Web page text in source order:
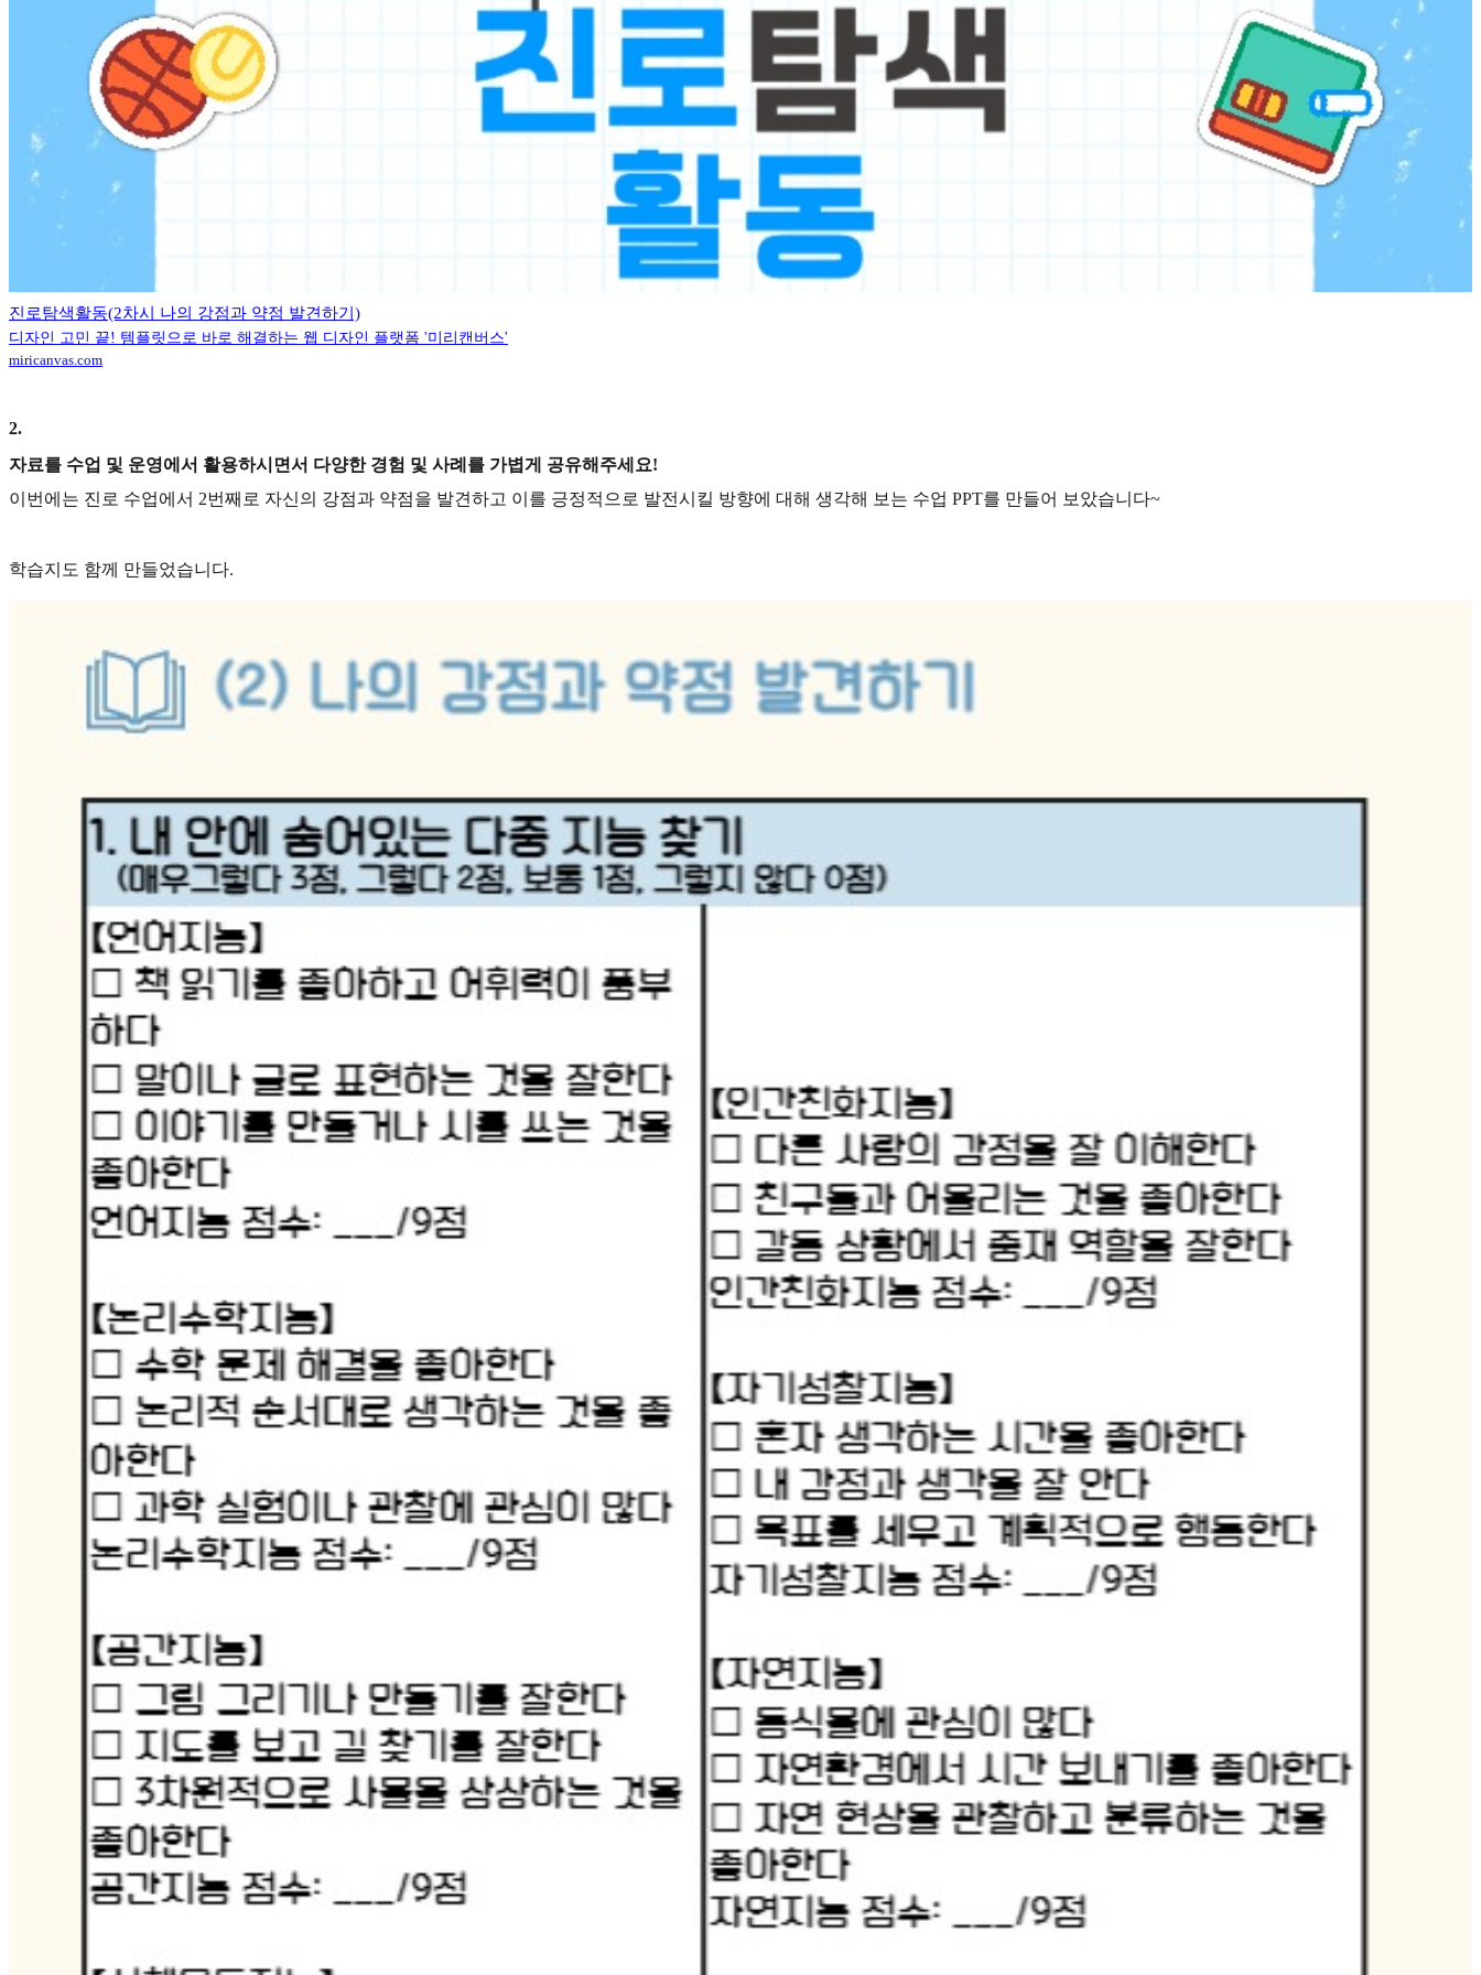
진로탐색활동(2차시 나의 강점과 약점 발견하기)
디자인 고민 끝! 템플릿으로 바로 해결하는 웹 디자인 플랫폼 '미리캔버스'
miricanvas.com
2.
자료를 수업 및 운영에서 활용하시면서 다양한 경험 및 사례를 가볍게 공유해주세요!
이번에는 진로 수업에서 2번째로 자신의 강점과 약점을 발견하고 이를 긍정적으로 발전시킬 방향에 대해 생각해 보는 수업 PPT를 만들어 보았습니다~
학습지도 함께 만들었습니다.